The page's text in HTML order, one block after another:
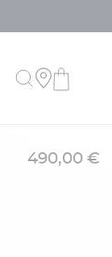
490,00 €